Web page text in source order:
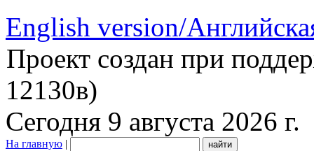
English version/
Проект создан при
12130в)
Сегодня 9 августа 2026 г.
На главную |